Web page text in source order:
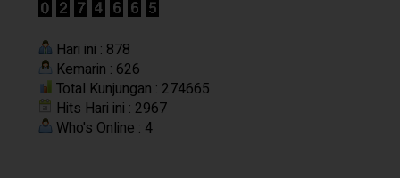
Hari ini : 878
Kemarin : 626
Total Kunjungan : 274665
Hits Hari ini : 2967
Who's Online : 4